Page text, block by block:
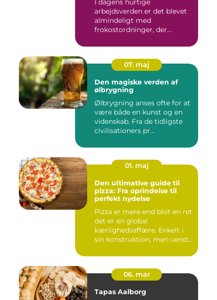
I dagens hurtige
arbejdsverden er det blevet
almindeligt med
frokostordninger, der
07. maj
Den magiske verden af
ølbrygning
Ølbrygning anses ofte for at
være både en kunst og en
videnskab. Fra de tidligste
civilisationers pr...
01. maj
Den ultimative guide til
pizza: Fra oprindelse til
perfekt nydelse
Pizza er mere end blot en ret
det er en global
kærlighedsaffære. Enkelt i
sin konstruktion, men uend...
06. mar
Tapas Aalborg